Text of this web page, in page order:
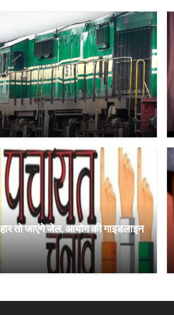
तो जाएंगे जेल, आयोग की गाइडलाइन